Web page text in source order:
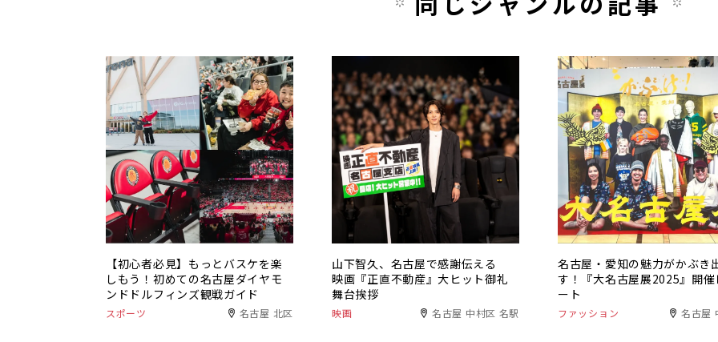
【初心者必見】もっとバスケを楽
しもう！初めての名古屋ダイヤモ
ンドドルフィンズ観戦ガイド
スポーツ 名古屋 北区
山下智久、名古屋で感謝伝える
映画『正直不動産』大ヒット御礼
舞台挨拶
映画 名古屋 中村区 名駅
名古屋・愛知の魅力がかぶき
す！『大名古屋展2025』開催
ート
ファッション 名古屋